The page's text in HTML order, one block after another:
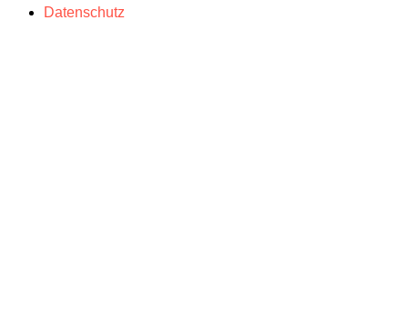
Datenschutz